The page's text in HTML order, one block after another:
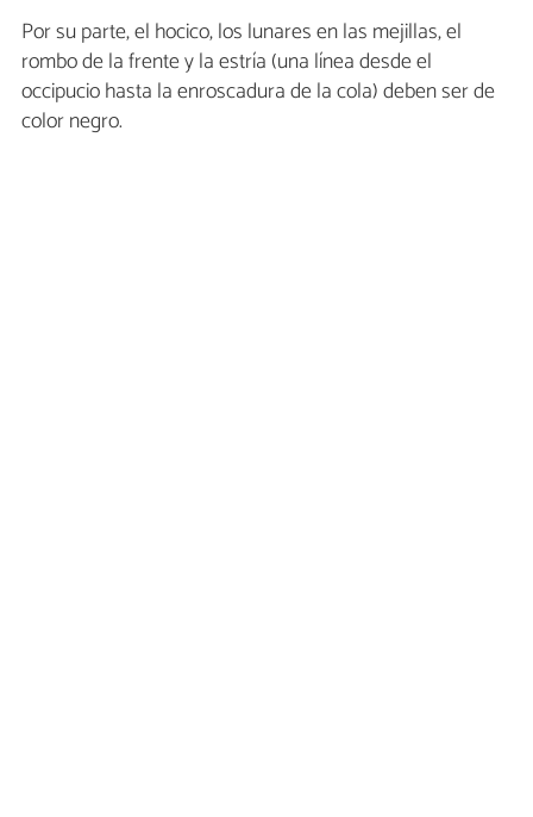
Por su parte, el hocico, los lunares en las mejillas, el
rombo de la frente y la estría (una línea desde el
occipucio hasta la enroscadura de la cola) deben ser de
color negro.